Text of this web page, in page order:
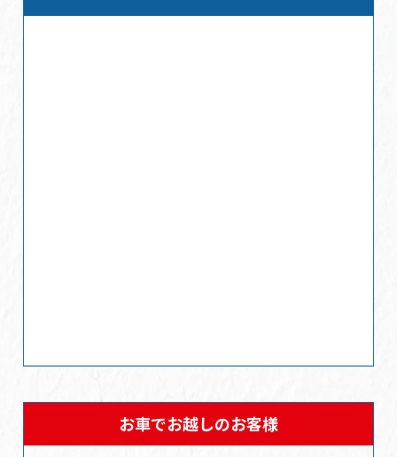
お車でお越しのお客様